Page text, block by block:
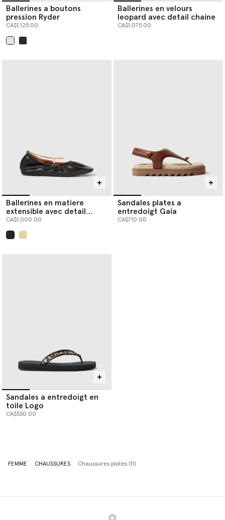
Ballerines a boutons
pression Ryder
CA$1,125.00
Ballerines en velours
leopard avec detail chaine
CA$1,075.00
Ballerines en matiere
extensible avec detail
chaine
CA$1,000.00
Sandales plates a
entredoigt Gaia
CA$710.00
Sandales a entredoigt en
toile Logo
CA$530.00
FEMME CHAUSSURES Chaussures plates (11)